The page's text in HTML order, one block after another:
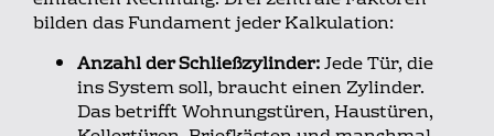
bilden das Fundament jeder Kalkulation:
Anzahl der Schließzylinder:Jede Tür, die
ins System soll, braucht einen Zylinder.
Das betrifft Wohnungstüren, Haustüren,